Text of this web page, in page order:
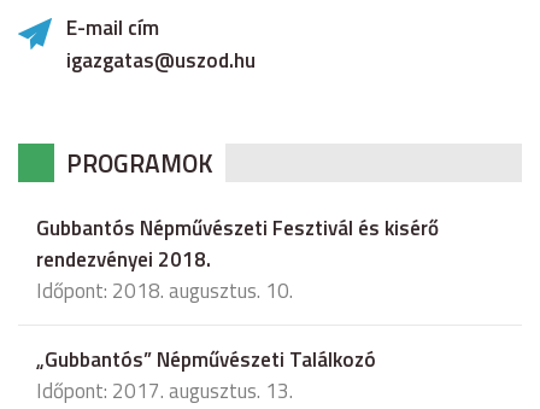
E-mail cím
igazgatas@uszod.hu
PROGRAMOK
Gubbantós Népművészeti Fesztivál és kisérő
rendezvényei 2018.
Időpont: 2018. augusztus. 10.
„Gubbantós” Népművészeti Találkozó
Időpont: 2017. augusztus. 13.